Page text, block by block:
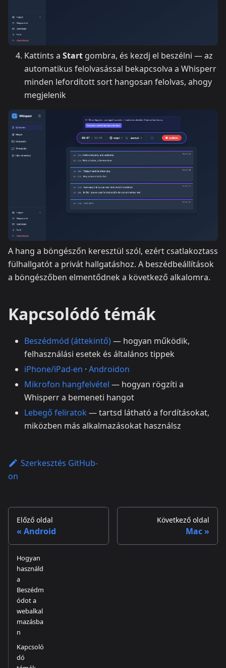
Kattints a Start gombra, és kezdj el beszélni — az
automatikus felolvasással bekapcsolva a Whisperr
minden lefordított sort hangosan felolvas, ahogy
megjelenik
A hang a böngészőn keresztül szól, ezért csatlakoztass
fülhallgatót a privát hallgatáshoz. A beszédbeállítások
a böngészőben elmentődnek a következő alkalomra.
Kapcsolódó témák
Beszédmód (áttekintő)— hogyan működik,
felhasználási esetek és általános tippek
iPhone/iPad-en · Androidon
Mikrofon hangfelvétel — hogyan rögzíti a
Whisperr a bemeneti hangot
Lebegő feliratok— tartsd látható a fordításokat,
miközben más alkalmazásokat használsz
Szerkesztés GitHub-
on
Előző oldal
Android
Következő oldal
Mac
Hogyan
használd
a
Beszédm
ódot a
webalkal
mazásba
n
Kapcsoló
dó